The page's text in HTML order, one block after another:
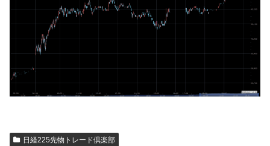
日経225先物トレード倶楽部